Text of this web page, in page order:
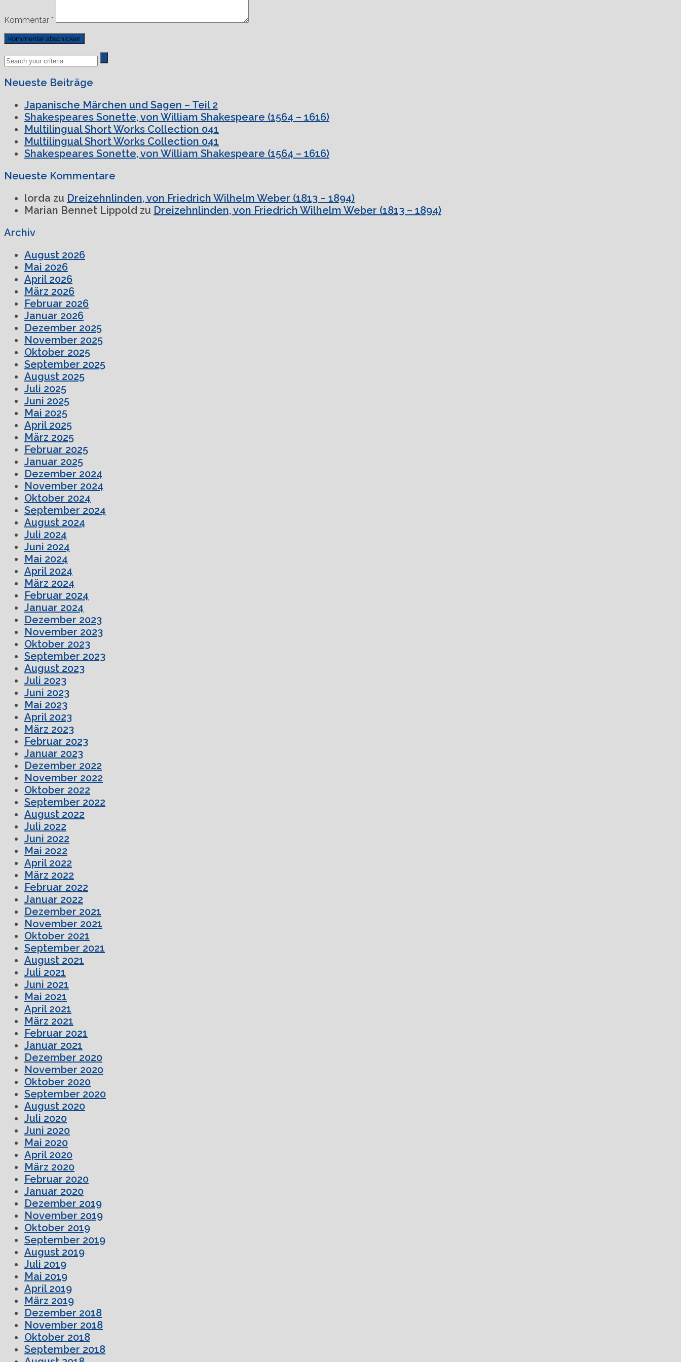
Kommentar *
Previous
Post
Next
Post
Neueste Beiträge
Japanische Märchen und Sagen – Teil 2
Shakespeares Sonette, von William Shakespeare (1564 – 1616)
Multilingual Short Works Collection 041
Multilingual Short Works Collection 041
Shakespeares Sonette, von William Shakespeare (1564 – 1616)
Neueste Kommentare
lorda zu Dreizehnlinden, von Friedrich Wilhelm Weber (1813 – 1894)
Marian Bennet Lippold zu Dreizehnlinden, von Friedrich Wilhelm Weber (1813 – 1894)
Archiv
August 2026
Mai 2026
April 2026
März 2026
Februar 2026
Januar 2026
Dezember 2025
November 2025
Oktober 2025
September 2025
August 2025
Juli 2025
Juni 2025
Mai 2025
April 2025
März 2025
Februar 2025
Januar 2025
Dezember 2024
November 2024
Oktober 2024
September 2024
August 2024
Juli 2024
Juni 2024
Mai 2024
April 2024
März 2024
Februar 2024
Januar 2024
Dezember 2023
November 2023
Oktober 2023
September 2023
August 2023
Juli 2023
Juni 2023
Mai 2023
April 2023
März 2023
Februar 2023
Januar 2023
Dezember 2022
November 2022
Oktober 2022
September 2022
August 2022
Juli 2022
Juni 2022
Mai 2022
April 2022
März 2022
Februar 2022
Januar 2022
Dezember 2021
November 2021
Oktober 2021
September 2021
August 2021
Juli 2021
Juni 2021
Mai 2021
April 2021
März 2021
Februar 2021
Januar 2021
Dezember 2020
November 2020
Oktober 2020
September 2020
August 2020
Juli 2020
Juni 2020
Mai 2020
April 2020
März 2020
Februar 2020
Januar 2020
Dezember 2019
November 2019
Oktober 2019
September 2019
August 2019
Juli 2019
Mai 2019
April 2019
März 2019
Dezember 2018
November 2018
Oktober 2018
September 2018